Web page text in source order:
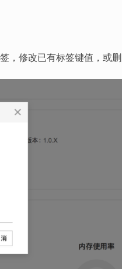
，修改已有标签键值，或删